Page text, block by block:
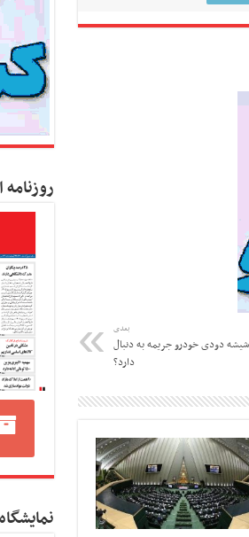
بعدی
دودی خودرو جریمه به دنبال
دارد؟